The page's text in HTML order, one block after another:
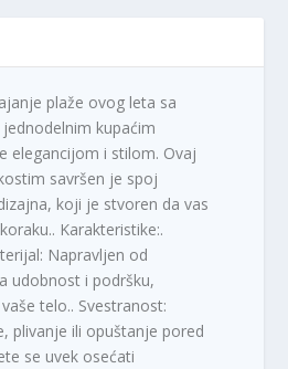
plaže ovog leta sa
kupaćim
elegancijom i stilom. Ovaj
savršen je spoj
koji je stvoren da vas
Karakteristike:.
Napravljen od
udobnost i podršku,
telo.. Svestranost:
plivanje ili opuštanje pored
se uvek osećati